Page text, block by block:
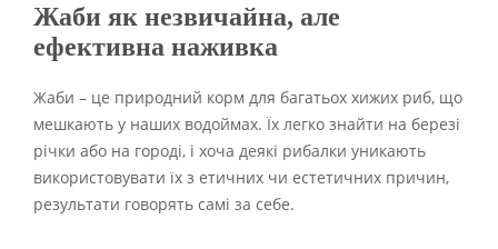
Жаби як незвичайна, але
ефективна наживка
Жаби – це природний корм для багатьох хижих риб, що
мешкають у наших водоймах. Їх легко знайти на березі
річки або на городі, і хоча деякі рибалки уникають
використовувати їх з етичних чи естетичних причин,
результати говорять самі за себе.